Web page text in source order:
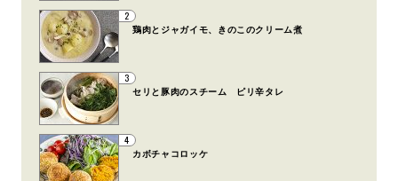
2
鶏肉とジャガイモ、きのこのクリーム煮
3
セリと豚肉のスチーム ピリ辛タレ
4
カボチャコロッケ